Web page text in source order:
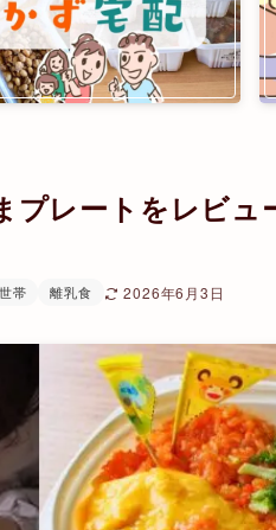
プレートをレビュ
帯 離乳食 2026年6月3日